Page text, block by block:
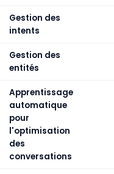
Gestion des
intents
Gestion des
entités
Apprentissage
automatique
pour
l'optimisation
des
conversations